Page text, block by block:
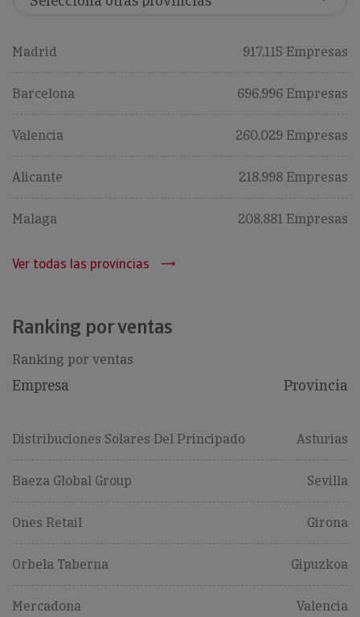
Madrid 917,115 Empresas
Barcelona 696,996 Empresas
Valencia 260,029 Empresas
Alicante 218,998 Empresas
Malaga 208,881 Empresas
Ver todas las provincias
Ranking por ventas
Ranking por ventas
Empresa Provincia
Distribuciones Solares Del Principado Asturias
Baeza Global Group Sevilla
Ones Retail Girona
Orbela Taberna Gipuzkoa
Mercadona Valencia